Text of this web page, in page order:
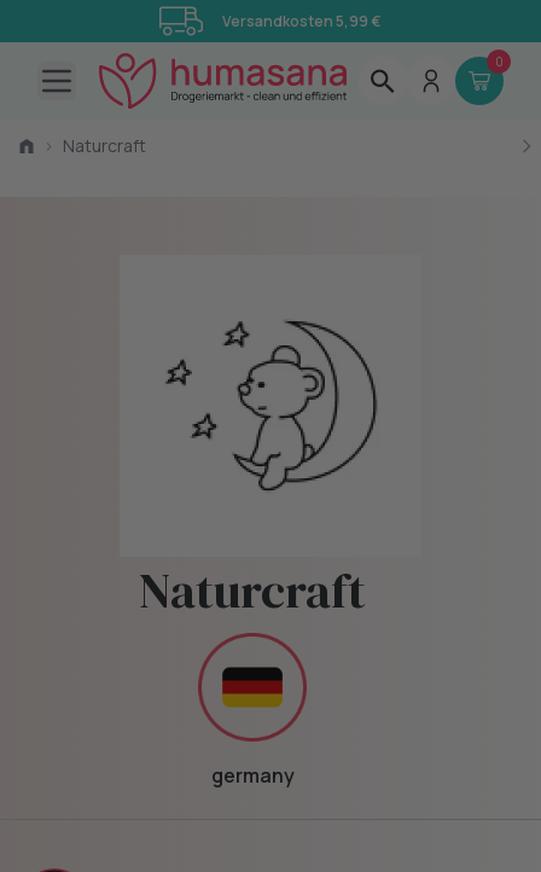
Versandkosten 5,99 €
Open main menu
0
› Naturcraft
Naturcraft
germany